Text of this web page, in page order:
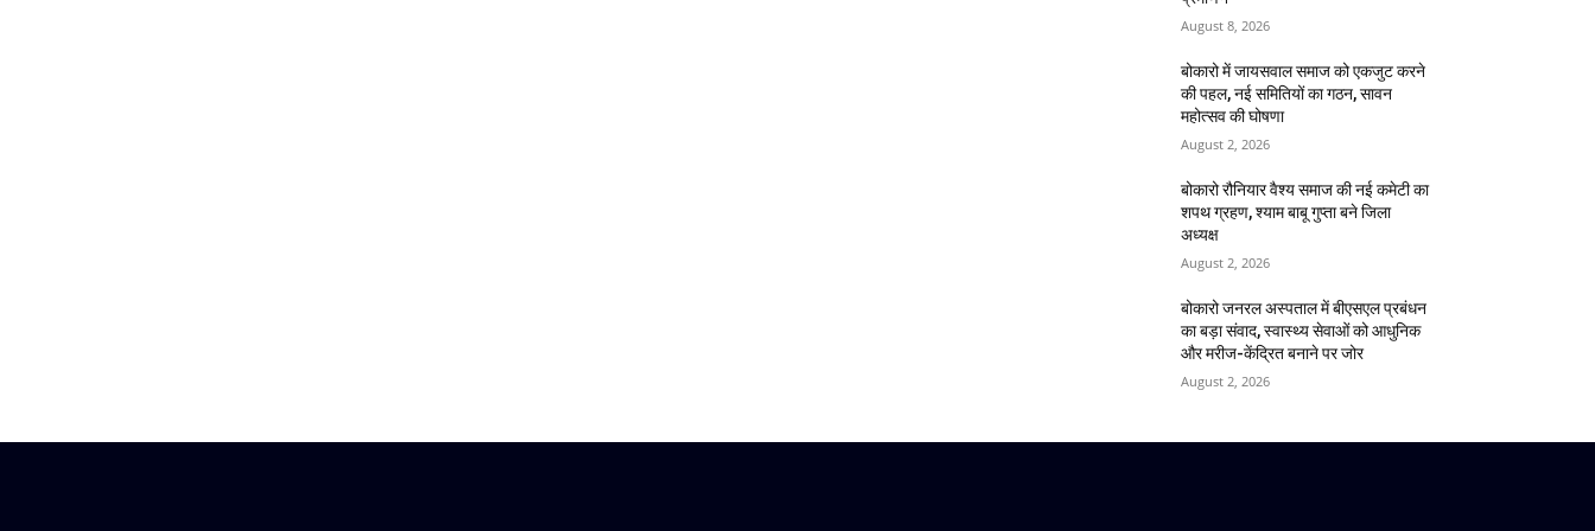
August 8, 2026
बोकारो में जायसवाल समाज को एकजुट करने
की पहल, नई समितियों का गठन, सावन
महोत्सव की घोषणा
August 2, 2026
बोकारो रौनियार वैश्य समाज की नई कमेटी का
शपथ ग्रहण, श्याम बाबू गुप्ता बने जिला
अध्यक्ष
August 2, 2026
बोकारो जनरल अस्पताल में बीएसएल प्रबंधन
का बड़ा संवाद, स्वास्थ्य सेवाओं को आधुनिक
और मरीज-केंद्रित बनाने पर जोर
August 2, 2026